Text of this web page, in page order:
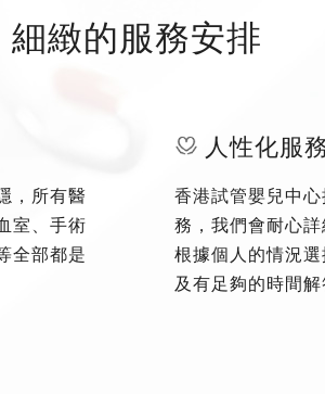
細緻的服務安排
，所有醫
室、手術
全部都是
人性化服
香港試管嬰兒中
務，我們會耐心詳
根據個人的情況
及有足夠的時間解